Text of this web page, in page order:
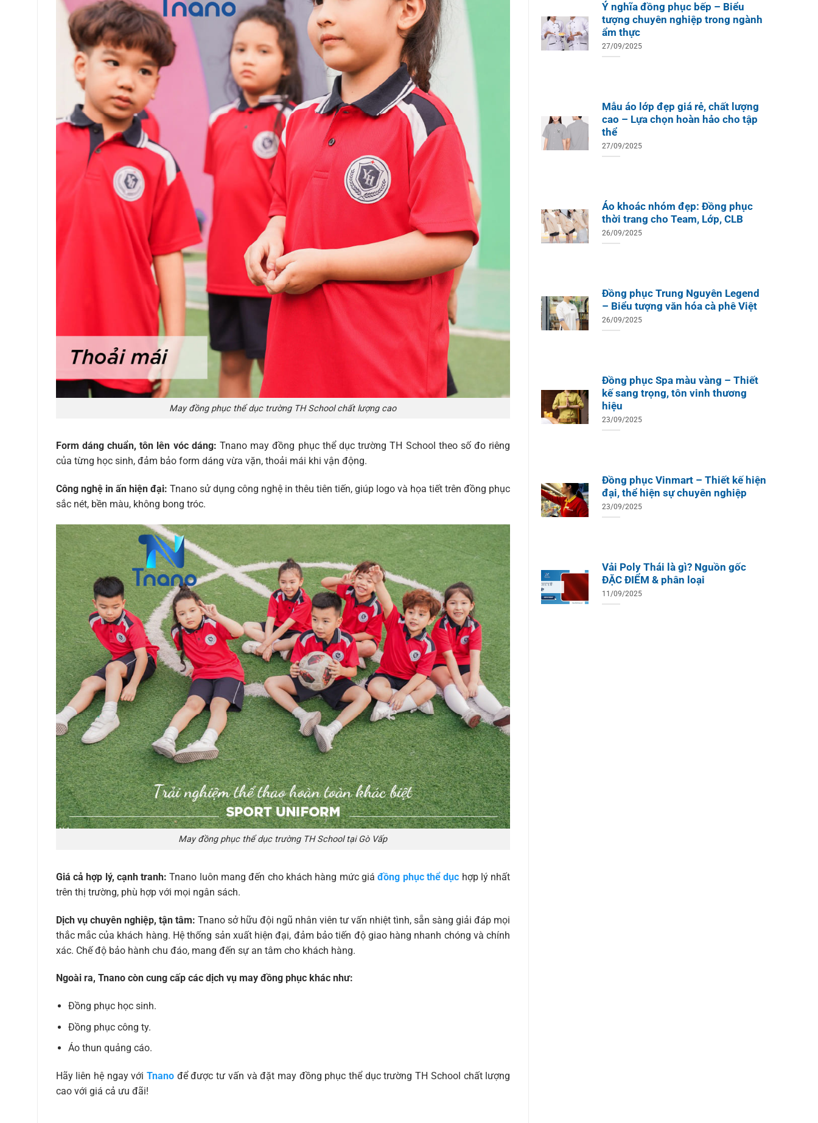
May đồng phục thể dục trường TH School chất lượng cao
Form dáng chuẩn, tôn lên vóc dáng: Tnano may đồng phục thể dục trường TH School theo số đo riêng
của từng học sinh, đảm bảo form dáng vừa vặn, thoải mái khi vận động.
Công nghệ in ấn hiện đại: Tnano sử dụng công nghệ in thêu tiên tiến, giúp logo và họa tiết trên đồng phục
sắc nét, bền màu, không bong tróc.
May đồng phục thể dục trường TH School tại Gò Vấp
Giá cả hợp lý, cạnh tranh: Tnano luôn mang đến cho khách hàng mức giáđồng phục thể dục hợp lý nhất
trên thị trường, phù hợp với mọi ngân sách.
Dịch vụ chuyên nghiệp, tận tâm: Tnano sở hữu đội ngũ nhân viên tư vấn nhiệt tình, sẵn sàng giải đáp mọi
thắc mắc của khách hàng. Hệ thống sản xuất hiện đại, đảm bảo tiến độ giao hàng nhanh chóng và chính
xác. Chế độ bảo hành chu đáo, mang đến sự an tâm cho khách hàng.
Ngoài ra, Tnano còn cung cấp các dịch vụ may đồng phục khác như:
Đồng phục học sinh.
Đồng phục công ty.
Áo thun quảng cáo.
Hãy liên hệ ngay vớiTnano để được tư vấn và đặt may đồng phục thể dục trường TH School chất lượng
cao với giá cả ưu đãi!
Ý nghĩa đồng phục bếp – Biểu
tượng chuyên nghiệp trong ngành
ẩm thực
27/09/2025
Mẫu áo lớp đẹp giá rẻ, chất lượng
cao – Lựa chọn hoàn hảo cho tập
thể
27/09/2025
Áo khoác nhóm đẹp: Đồng phục
thời trang cho Team, Lớp, CLB
26/09/2025
Đồng phục Trung Nguyên Legend
– Biểu tượng văn hóa cà phê Việt
26/09/2025
Đồng phục Spa màu vàng – Thiết
kế sang trọng, tôn vinh thương
hiệu
23/09/2025
Đồng phục Vinmart – Thiết kế hiện
đại, thể hiện sự chuyên nghiệp
23/09/2025
Vải Poly Thái là gì? Nguồn gốc
ĐẶC ĐIỂM & phân loại
11/09/2025